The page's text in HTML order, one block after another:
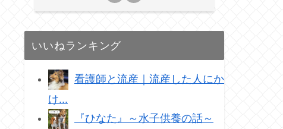
いいねランキング
看護師と流産｜流産した人にか
け...
『ひなた』～水子供養の話～